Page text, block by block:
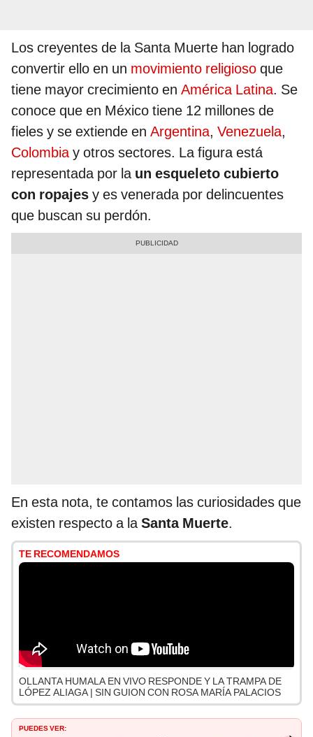
Los creyentes de la Santa Muerte han logrado
convertir ello en un movimiento religioso que
tiene mayor crecimiento en América Latina. Se
conoce que en México tiene 12 millones de
fieles y se extiende en Argentina, Venezuela,
Colombiay otros sectores. La figura está
representada por la un esqueleto cubierto
con ropajes y es venerada por delincuentes
que buscan su perdón.
En esta nota, te contamos las curiosidades que
existen respecto a laSanta Muerte.
TE RECOMENDAMOS
OLLANTA HUMALA EN VIVO RESPONDE Y LA TRAMPA DE
LÓPEZ ALIAGA | SIN GUION CON ROSA MARÍA PALACIOS
PUEDES VER: